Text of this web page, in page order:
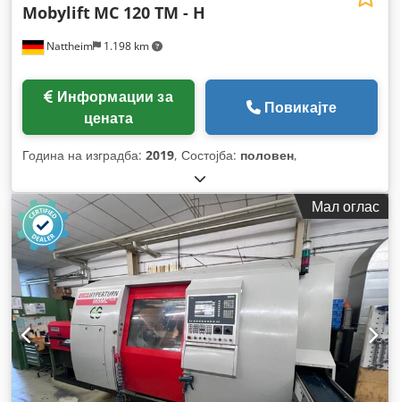
Nattheim 1.198 km
Mobylift MC 120 TM - H
цената
Повикајте
Година на изградба: 2019, Состојба: половен,
Мал оглас